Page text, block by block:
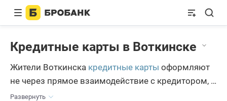
Кредитные карты в Воткинске
Жители Воткинска кредитные карты оформляют
не через прямое взаимодействие с кредитором, а
на банковском портале Бробанк.ру. Перед
Развернуть